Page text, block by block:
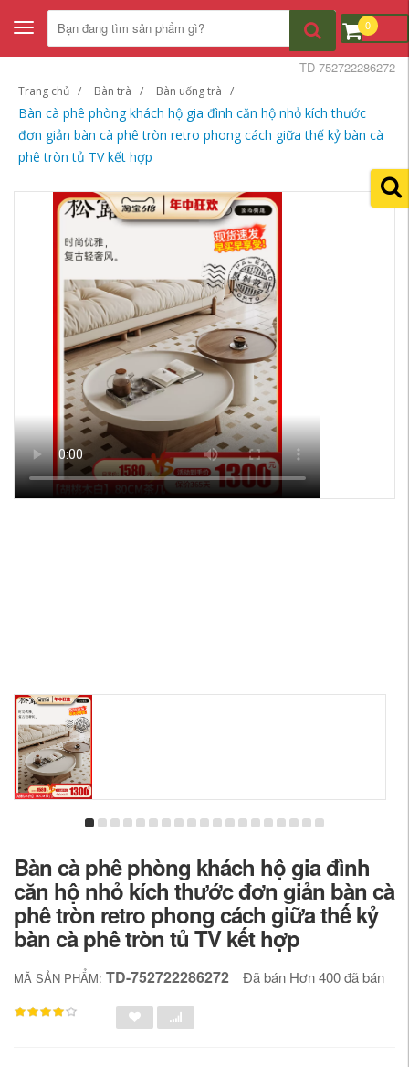
Toggle
navigation
0
Trang chủ Bàn trà Bàn uống trà
Bàn cà phê phòng khách hộ gia đình căn hộ nhỏ kích thước
đơn giản bàn cà phê tròn retro phong cách giữa thế kỷ bàn cà
phê tròn tủ TV kết hợp
TD-752722286272
Bàn cà phê phòng khách hộ gia đình
căn hộ nhỏ kích thước đơn giản bàn cà
phê tròn retro phong cách giữa thế kỷ
bàn cà phê tròn tủ TV kết hợp
MÃ SẢN PHẨM: TD-752722286272 Đã bán Hơn 400 đã bán